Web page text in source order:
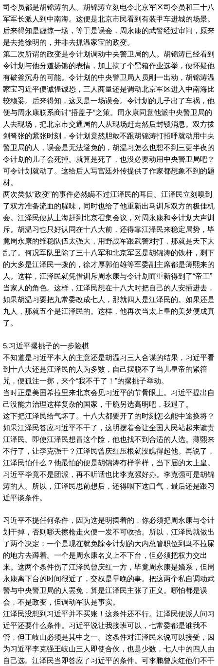
司令员都是胡锦涛的人。胡锦涛立刻电令北京军区司令员和三十八
军军长派人到中南海。这便是北京市民看到有装甲车进城的场景。
后来得知是虚惊一场，等于是误会，周永康的武警经过审问，原来
是去抢徐明的，并非去抓温家宝的政变。
第二次所谓的政变是令计划调动中央警卫局的人。胡锦涛已经看到
令计划与他分道扬镳的表情，加上搞了个黑箱作业选举，便怀疑他
有破釜沉舟的可能。令计划的中央警卫局人员刚一出动，胡锦涛温
家宝习近平便诚惶诚恐，三人商量还是调动北京军区进入中南海比
较稳妥。后来得知，这又是一场误会。令计划的儿子出了车祸，他
便与周永康联系商讨“捂盖子”之策。周永康同意他派中央警卫局的
人去现场，把北京市交通局的人从现场赶走然后封锁消息。双方拔
剑弩张的紧张时刻，令计划竟然胆敢不跟胡锦涛打招呼就动用中央
警卫局的人，误会是无法避免的，胡温习怎么也想不到三更半夜的
令计划的儿子会死掉。就算是死了，也没必要动用中央警卫局吧？
可令计划就动了。这给后人写宫廷外传提供了作家都想象不到的题
材。
两次类似“政变”的事件必然瞒不过江泽民的耳目。江泽民立刻嗅到
了双方准备流血的腥味，同时也给了他重新出马训斥双方的极佳机
会。江泽民便从上海赶到北京召集会议，对周永康和令计划大声训
斥。胡温习也只好认同在十八大前，还得靠江泽民来稳定局势，毕
竟周永康的维稳队伍太强大，用野战军跟武警对打，那就是天下大
乱了。何况军队里除了三十八军和北京军区是胡锦涛的铁杆，剩下
的大多是江泽民一拨的，徐才厚郭伯雄等军委副主席都是薄熙来的
人。这样，江泽民就凭借训斥周永康与令计划而重新得到了“帝王”
当家人的角色。这样，江泽民想在十八大时把自己的人安插进去，
如果胡温习要把九常委改成七人，那就四人是江泽民的。如果还是
九人，那就五个是江泽民的。这样，他再次当太上皇的美梦便成真
了。
5.习近平撂挑子的一步险棋
不知道是习近平本人的主意还是胡温习三人合谋的结果，习近平看
到十八大还是江泽民的人为多数，自己摆脱不了当儿皇帝的紧箍
咒，便孤注一掷，来个“我不干了！”的撂挑子举动。
当时正是美国希拉里来北京会见习近平的节骨眼上。习近平提出自
己没能力治理这样复杂的国家，干脆另选高明吧，我退了。
这下把江泽民给气坏了。十八大都要开了的时刻怎么能中途换将？
如果江泽民答应习近平不干了，这明摆着会让全国人民站起来谴责
江泽民。即使江泽民想冒这个险，他也找不到合适的人选。薄熙来
不行了，让李克强干？江泽民曾庆红压根就没瞧得起他。再说了，
江泽民怕什么？他最怕的便是胡锦涛有样学样，当下届的太上皇。
习近平毕竟不是团派，再不听话也比李克强好办。李克强可是胡锦
涛的人。所以，江泽民思前想后，还得咽下这口气，最后还是跟习
近平谈条件。
习近平不提任何条件，因为这是明摆着的，你必须把周永康与令计
划干掉，否则哪天擦枪走火便一发不可收拾。所以，江泽民就做出
了两个决定：一个是现在就免除令计划的大内总管职位到鸟不拉屎
的地方去蹲着。一个是周永康名义上不下台，但必须把权力交出
来。这两个条件伤了江泽民曾庆红一方，毕竟周永康是嫡系，但周
永康离下台的时间很近了，交权是早晚的事。把这两个私自调动武
警与中央警卫局的人罢免，算是江泽民主张了正义。哪怕都是误
会，不是政变，但调动军队是事实。
江泽民没想到习近平并不买账！这条件还不行。江泽民便派人问习
近平还要什么条件。习近平说让我接班可以，七常委都是谁我不
管，但王岐山必须是其中之一。这条件对江泽民来说可以接受，因
为习近平李克强王岐山三人即使合伙，也是少数，七人中的四人由
自己选。江泽民当即答应了习近平的条件。可李鹏曾庆红他们不干